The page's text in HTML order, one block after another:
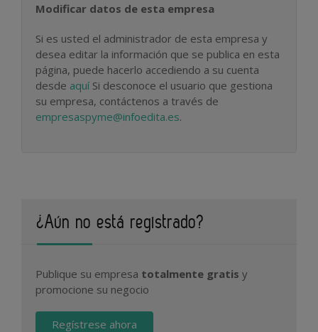
Modificar datos de esta empresa
Si es usted el administrador de esta empresa y
desea editar la información que se publica en esta
página, puede hacerlo accediendo a su cuenta
desde aquíSi desconoce el usuario que gestiona
su empresa, contáctenos a través de
empresaspyme@infoedita.es.
¿Aún no está registrado?
Publique su empresa totalmente gratis y
promocione su negocio
Regístrese ahora